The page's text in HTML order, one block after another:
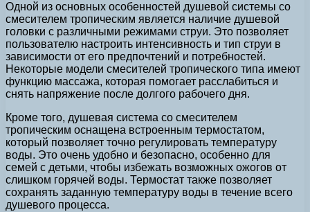
Одной из основных особенностей душевой системы со
смесителем тропическим является наличие душевой
головки с различными режимами струи. Это позволяет
пользователю настроить интенсивность и тип струи в
зависимости от его предпочтений и потребностей.
Некоторые модели смесителей тропического типа имеют
функцию массажа, которая помогает расслабиться и
снять напряжение после долгого рабочего дня.
Кроме того, душевая система со смесителем
тропическим оснащена встроенным термостатом,
который позволяет точно регулировать температуру
воды. Это очень удобно и безопасно, особенно для
семей с детьми, чтобы избежать возможных ожогов от
слишком горячей воды. Термостат также позволяет
сохранять заданную температуру воды в течение всего
душевого процесса.